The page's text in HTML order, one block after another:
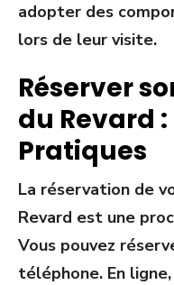
adopter des
lors de leur visite.
Réserver
du Revard
Pratiques
La réservation de
Revard est une
Vous pouvez
téléphone. En